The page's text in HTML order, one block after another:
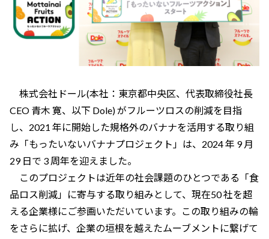
株式会社ドール(本社：東京都中央区、代表取締役社長
CEO 青木 寛、以下 Dole) がフルーツロスの削減を目指
し、2021 年に開始した規格外のバナナを活用する取り組
み「もったいないバナナプロジェクト」は、2024 年 9 月
29 日で 3 周年を迎えました。
このプロジェクトは近年の社会課題のひとつである「食
品ロス削減」に寄与する取り組みとして、現在50 社を超
える企業様にご参画いただいています。この取り組みの輪
をさらに拡げ、企業の垣根を越えたムーブメントに繋げて